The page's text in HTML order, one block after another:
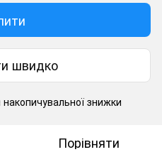
швидко
знижки
Порівняти